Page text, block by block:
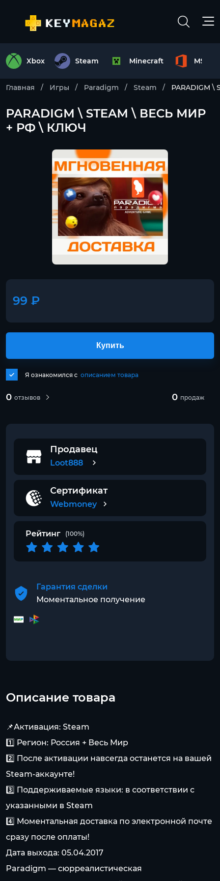
Xbox Steam Minecraft MS
Главная Игры Paradigm Steam PARADIGM
PARADIGM \ STEAM \ ВЕСЬ МИР
+ РФ \ КЛЮЧ
99 ₽
0 отзывов 0 продаж
Я ознакомился с описанием товара
Купить
Продавец
Loot888
Сертификат
Webmoney
Рейтинг (100%)
Гарантия сделки
Моментальное получение
Описание товара
📌Активация: Steam
1️⃣ Регион: Россия + Весь Мир
2️⃣ После активации навсегда останется на вашей
Steam-аккаунте!
3️⃣ Поддерживаемые языки: в соответствии с
указанными в Steam
4️⃣ Моментальная доставка по электронной почте
сразу после оплаты!
Дата выхода: 05.04.2017
Paradigm — сюрреалистическая